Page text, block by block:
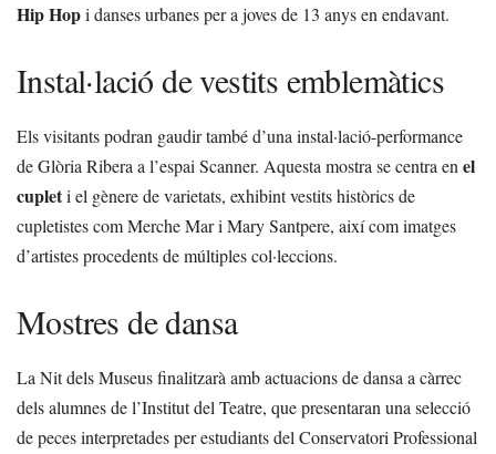
Hip Hopi danses urbanes per a joves de 13 anys en endavant.
Instal·lació de vestits emblemàtics
Els visitants podran gaudir també d’una instal·lació-performance
de Glòria Ribera a l’espai Scanner. Aquesta mostra se centra en el
cupleti el gènere de varietats, exhibint vestits històrics de
cupletistes com Merche Mar i Mary Santpere, així com imatges
d’artistes procedents de múltiples col·leccions.
Mostres de dansa
La Nit dels Museus finalitzarà amb actuacions de dansa a càrrec
dels alumnes de l’Institut del Teatre, que presentaran una selecció
de peces interpretades per estudiants del Conservatori Professional